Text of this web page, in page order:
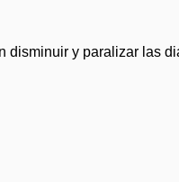
disminuir y paralizar las